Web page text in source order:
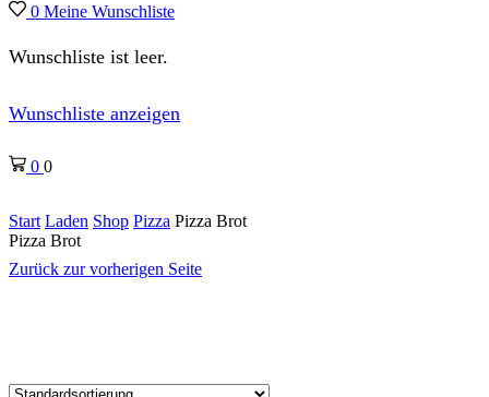
0 Meine Wunschliste
Wunschliste ist leer.
Wunschliste anzeigen
0 0
Start Laden Shop Pizza Pizza Brot
Pizza Brot
Zurück zur vorherigen Seite